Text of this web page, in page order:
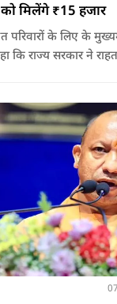
को मिलेंगे ₹15 हजार
कि राज्य सरकार ने